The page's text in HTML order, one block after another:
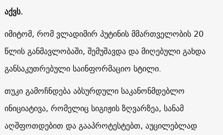
აქვს.
იმიტომ, რომ ვლადიმირ პუტინის მმართველობის 20
წლის განმავლობაში, შემუშავდა და მიღებული გახდა
განსაკუთრებული საინფორმაციო სტილი.
თუკი გამოჩნდება აბსურდული საკანონმდებლო
ინიციატივა, რომელიც სიგიჟის ზღვარზეა, სანამ
აღშფოთდებით და გააპროტესტებთ, აუცილებლად